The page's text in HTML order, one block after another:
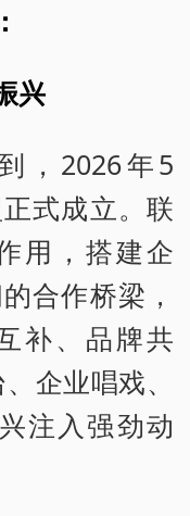
兴
，2026年5
式成立。联
用，搭建企
合作桥梁，
补、品牌共
企业唱戏、
注入强劲动